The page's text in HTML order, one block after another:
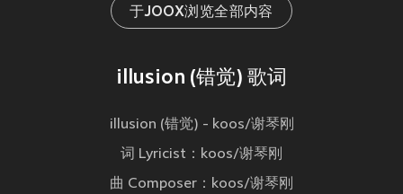
于JOOX浏览全部内容
illusion (错觉) 歌词
illusion (错觉) - koos/谢琴刚
词 Lyricist：koos/谢琴刚
曲 Composer：koos/谢琴刚